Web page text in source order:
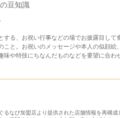
豆知識
する、お祝い行事などの場でお披露目して
こと。お祝いのメッセージや本人の似顔
味や特技にちなんだものなどを要望に合わ
なび加盟店より提供された店舗情報を再構成